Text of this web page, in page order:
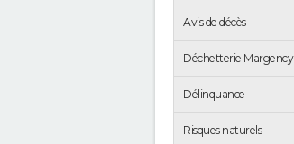
Avis de décès
Déchetterie Margency
Délinquance
Risques naturels